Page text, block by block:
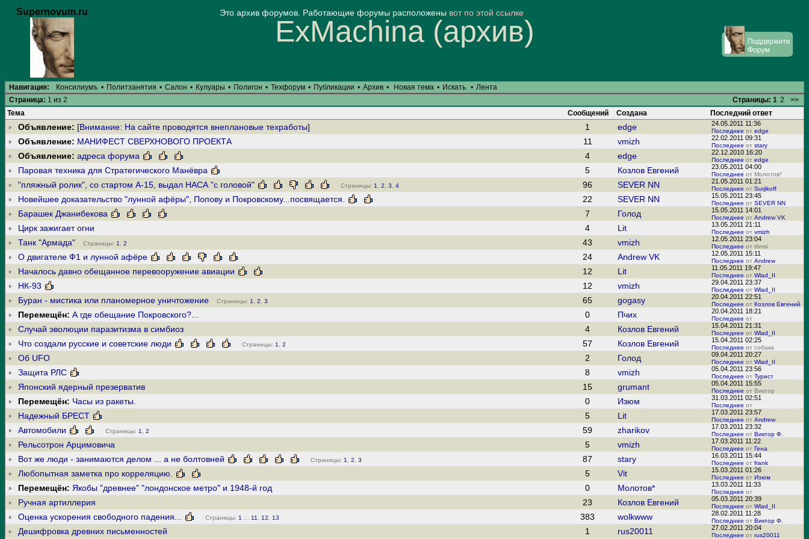
Supernovum.ru Это архив форумов. Работающие форумы расположены вот по этой ссылке
ExMachina (архив)
Навигация: Консилиумъ • Политзанятия • Салон • Кулуары • Полигон • Техфорум • Публикации • Архив • Новая тема • Искать • Лента
Страницы: 1 2 >>
Страница: 1 из 2
Тема
Сообщений Создана Последний ответ
Объявление: [Внимание: На сайте проводятся внеплановые техработы] 1 edge 24.05.2011 11:36
Последнее от edge
Объявление: МАНИФЕСТ СВЕРХНОВОГО ПРОЕКТА 11 vmizh 22.02.2011 09:31
Последнее от stary
Объявление: адреса форума 4 edge 22.12.2010 16:20
Последнее от edge
Паровая техника для Стратегического Манёвра 5 Козлов Евгений 23.05.2011 04:00
Последнее от Молотов*
"пляжный ролик", со стартом А-15, выдал НАСА "с головой" Страницы: 1 2 3 4 96 SEVER NN 21.05.2011 01:21
Последнее от Surjikoff
Новейшее доказательство "лунной афёры", Попову и Покровскому...посвящается. 22 SEVER NN 15.05.2011 23:45
Последнее от SEVER NN
Барашек Джанибекова 7 Голод 15.05.2011 14:01
Последнее от Andrew VK
Цирк зажигает огни 4 Lit 13.05.2011 21:11
Последнее от vmizh
Танк "Армада" Страницы: 1 2 43 vmizh 12.05.2011 23:04
Последнее от dimsi
О двигателе Ф1 и лунной афёре 24 Andrew VK 12.05.2011 15:11
Последнее от Andrew
Началось давно обещанное перевооружение авиации 12 Lit 11.05.2011 19:47
Последнее от Wlad_II
НК-93 12 vmizh 29.04.2011 23:37
Последнее от Wlad_II
Буран - мистика или планомерное уничтожение Страницы: 1 2 3 65 gogasy 20.04.2011 22:51
Последнее от Козлов Евгений
Перемещён: А где обещание Покровского?... 0 Пчих 20.04.2011 18:21
Последнее от
Случай эволюции паразитизма в симбиоз 4 Козлов Евгений 15.04.2011 21:31
Последнее от Wlad_II
Что создали русские и советские люди Страницы: 1 2 57 Козлов Евгений 15.04.2011 02:25
Последнее от собака
Об UFO 2 Голод 09.04.2011 20:27
Последнее от Wlad_II
Защита РЛС 8 vmizh 05.04.2011 23:56
Последнее от Турист
Японский ядерный презерватив 15 grumant 05.04.2011 15:55
Последнее от Виктор
Перемещён: Часы из ракеты. 0 Изюм 31.03.2011 02:51
Последнее от
Надежный БРЕСТ 5 Lit 17.03.2011 23:57
Последнее от Andrew
Автомобили Страницы: 1 2 59 zharikov 17.03.2011 23:32
Последнее от Виктор Ф.
Рельсотрон Арцимовича 5 vmizh 17.03.2011 11:22
Последнее от Гена
Вот же люди - занимаются делом ... а не болтовней Страницы: 1 2 3 87 stary 16.03.2011 15:44
Последнее от frank
Любопытная заметка про корреляцию. 5 Vit 15.03.2011 01:26
Последнее от Изюм
Перемещён: Якобы "древнее" "лондонское метро" и 1948-й год 0 Молотов* 13.03.2011 11:33
Последнее от
Ручная артиллерия 23 Козлов Евгений 05.03.2011 20:39
Последнее от Wlad_II
Оценка ускорения свободного падения... Страницы: 1 11 12 13 383 wolkwww 28.02.2011 11:28
Последнее от Виктор Ф.
Дешифровка древних письменностей 1 rus20011 27.02.2011 20:04
Последнее от rus20011